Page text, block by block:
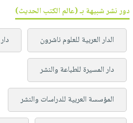
دور نشر شبيهة بـ (عالم الكتب الحديث)
الدار العربية للعلوم ناشرون
دار المسيرة للطباعة والنشر
المؤسسة العربية للدراسات والنشر